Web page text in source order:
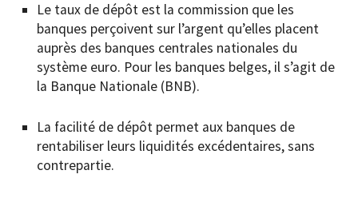
Le taux de dépôt est la commission que les
banques perçoivent sur l’argent qu’elles placent
auprès des banques centrales nationales du
système euro. Pour les banques belges, il s’agit de
la Banque Nationale (BNB).
La facilité de dépôt permet aux banques de
rentabiliser leurs liquidités excédentaires, sans
contrepartie.